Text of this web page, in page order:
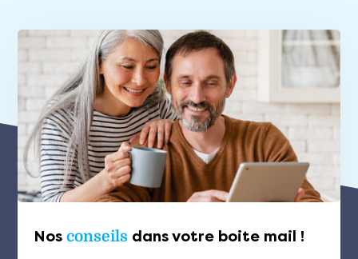
Nos conseils dans votre boite mail !